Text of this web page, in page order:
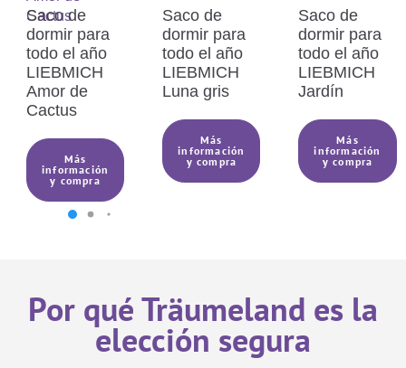
El poliéster es una fibra
especialmente resistente y elástica,
lo que la hace especialmente
adecuada para fundas de colchón y
Saco de
dormir para
todo el año
LIEBMICH
Amor de
Cactus
Más
información
y compra
Saco de
dormir para
todo el año
LIEBMICH
Luna gris
Más
información
y compra
Saco de
dormir para
todo el año
LIEBMICH
Jardín
Más
información
y compra
Por qué Träumeland es la
elección segura